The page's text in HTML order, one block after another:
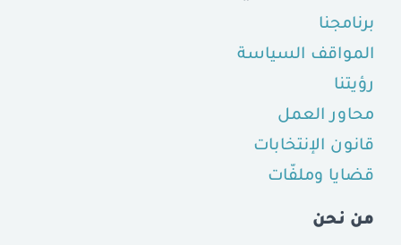
برنامجنا
المواقف السياسة
رؤيتنا
محاور العمل
قانون الإنتخابات
قضايا وملفّات
من نحن